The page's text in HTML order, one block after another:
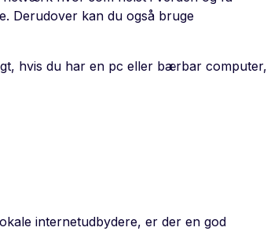
Derudover kan du også bruge
hvis du har en pc eller bærbar computer,
internetudbydere, er der en god